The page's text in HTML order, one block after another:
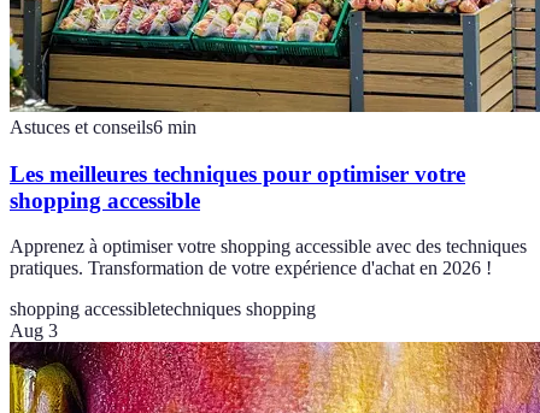
Astuces et conseils6 min
Les meilleures techniques pour optimiser votre
shopping accessible
Apprenez à optimiser votre shopping accessible avec des techniques
pratiques. Transformation de votre expérience d'achat en 2026 !
shopping accessibletechniques shopping
Aug 3